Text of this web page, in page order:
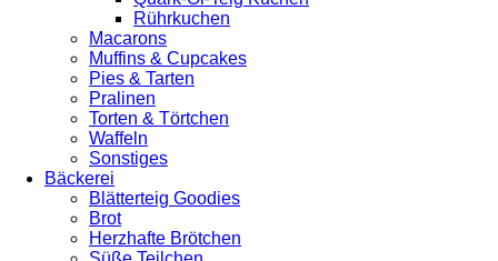
Rührkuchen
Macarons
Muffins & Cupcakes
Pies & Tarten
Pralinen
Torten & Törtchen
Waffeln
Sonstiges
Bäckerei
Blätterteig Goodies
Brot
Herzhafte Brötchen